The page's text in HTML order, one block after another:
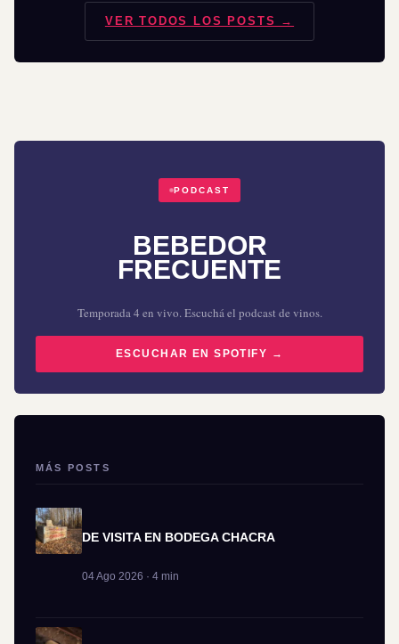
VER TODOS LOS POSTS →
PODCAST
BEBEDOR
FRECUENTE
Temporada 4 en vivo. Escuchá el podcast de vinos.
ESCUCHAR EN SPOTIFY →
MÁS POSTS
DE VISITA EN BODEGA CHACRA
04 Ago 2026 · 4 min